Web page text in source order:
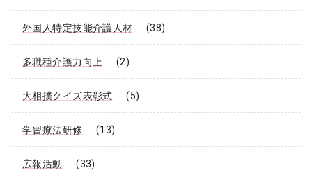
外国人特定技能介護人材 (38)
多職種介護力向上 (2)
大相撲クイズ表彰式 (5)
学習療法研修 (13)
広報活動 (33)